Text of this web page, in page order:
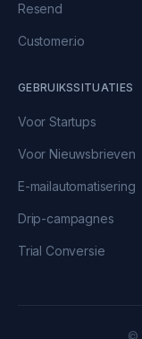
Resend
Customer.io
GEBRUIKSSITUATIES
Voor Startups
Voor Nieuwsbrieven
E-mailautomatisering
Drip-campagnes
Trial Conversie
©